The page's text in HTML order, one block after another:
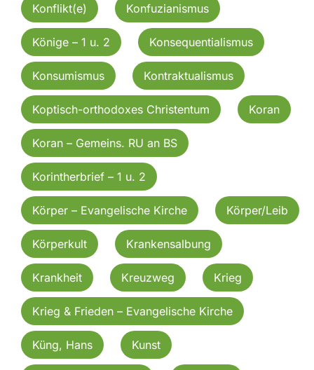
Konflikt(e) Konfuzianismus
Könige – 1 u. 2 Konsequentialismus
Konsumismus Kontraktualismus
Koptisch-orthodoxes Christentum Koran
Koran – Gemeins. RU an BS
Korintherbrief – 1 u. 2
Körper – Evangelische Kirche Körper/Leib
Körperkult Krankensalbung
Krankheit Kreuzweg Krieg
Krieg & Frieden – Evangelische Kirche
Küng, Hans Kunst